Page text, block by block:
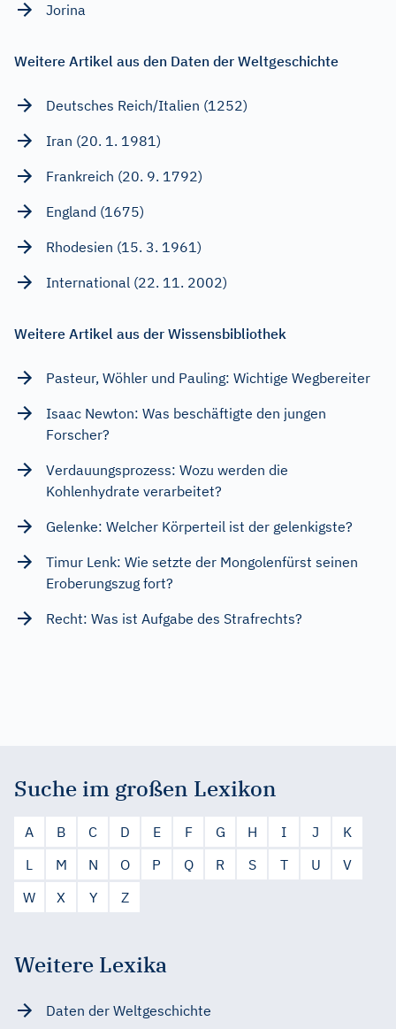
Jorina
Weitere Artikel aus den Daten der Weltgeschichte
Deutsches Reich/Italien (1252)
Iran (20. 1. 1981)
Frankreich (20. 9. 1792)
England (1675)
Rhodesien (15. 3. 1961)
International (22. 11. 2002)
Weitere Artikel aus der Wissensbibliothek
Pasteur, Wöhler und Pauling: Wichtige Wegbereiter
Isaac Newton: Was beschäftigte den jungen
Forscher?
Verdauungsprozess: Wozu werden die
Kohlenhydrate verarbeitet?
Gelenke: Welcher Körperteil ist der gelenkigste?
Timur Lenk: Wie setzte der Mongolenfürst seinen
Eroberungszug fort?
Recht: Was ist Aufgabe des Strafrechts?
Suche im großen Lexikon
A B C D E F G H I J
K
L
M N O P Q R S T U
V
W
X Y Z
Weitere Lexika
Daten der Weltgeschichte